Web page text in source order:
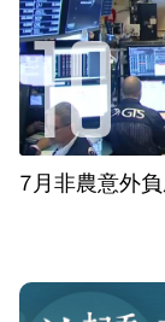
7月非農意外